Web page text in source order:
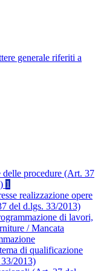
generale riferiti a
delle procedure (Art. 37
1
realizzazione opere
del d.lgs. 33/2013)
di lavori,
/ Mancata
di qualificazione
2013)